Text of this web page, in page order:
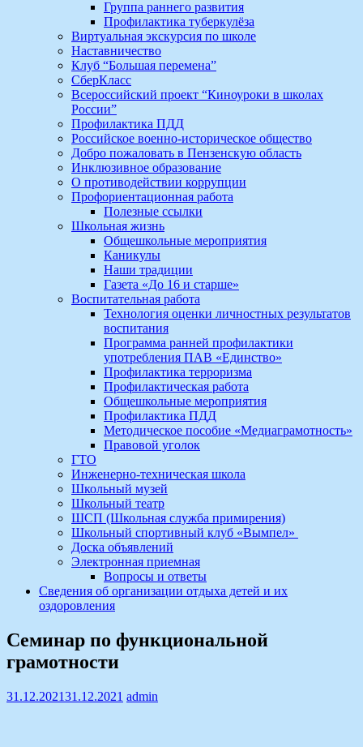
Группа раннего развития
Профилактика туберкулёза
Виртуальная экскурсия по школе
Наставничество
Клуб “Большая перемена”
СберКласс
Всероссийский проект “Киноуроки в школах
России”
Профилактика ПДД
Российское военно-историческое общество
Добро пожаловать в Пензенскую область
Инклюзивное образование
О противодействии коррупции
Профориентационная работа
Полезные ссылки
Школьная жизнь
Общешкольные мероприятия
Каникулы
Наши традиции
Газета «До 16 и старше»
Воспитательная работа
Технология оценки личностных результатов
воспитания
Программа ранней профилактики
употребления ПАВ «Единство»
Профилактика терроризма
Профилактическая работа
Общешкольные мероприятия
Профилактика ПДД
Методическое пособие «Медиаграмотность»
Правовой уголок
ГТО
Инженерно-техническая школа
Школьный музей
Школьный театр
ШСП (Школьная служба примирения)
Школьный спортивный клуб «Вымпел»
Доска объявлений
Электронная приемная
Вопросы и ответы
Сведения об организации отдыха детей и их
оздоровления
Семинар по функциональной
грамотности
31.12.202131.12.2021 admin